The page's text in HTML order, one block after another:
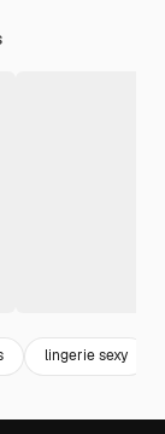
lingerie sexy